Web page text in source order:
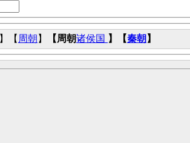
】【 周朝 】 【周朝诸侯国 】【秦朝 】